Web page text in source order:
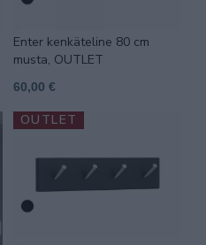
Enter kenkäteline 80 cm
musta, OUTLET
60,00 €
OUTLET